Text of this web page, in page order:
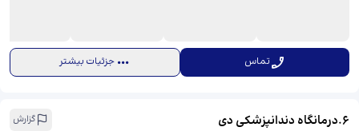
تماس جزئیات بیشتر
6
.درمانگاه دندانپزشکی دی
گزارش